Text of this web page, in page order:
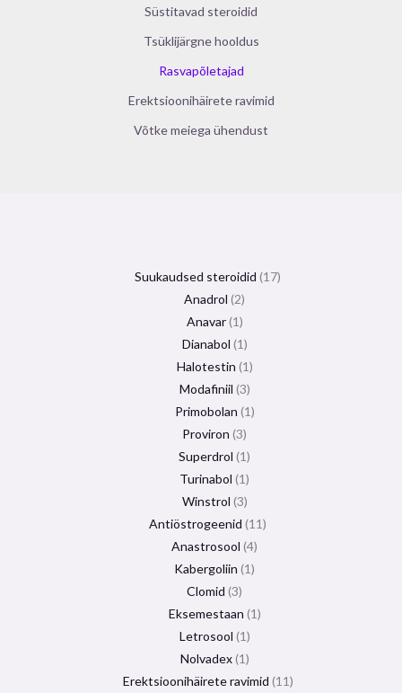
Süstitavad steroidid
Tsüklijärgne hooldus
Rasvapõletajad
Erektsioonihäirete ravimid
Võtke meiega ühendust
Suukaudsed steroidid 17
Anadrol 2
Anavar 1
Dianabol 1
Halotestin 1
Modafiniil 3
Primobolan 1
Proviron 3
Superdrol 1
Turinabol 1
Winstrol 3
Antiöstrogeenid 11
Anastrosool 4
Kabergoliin 1
Clomid 3
Eksemestaan ​​1
Letrosool 1
Nolvadex 1
Erektsioonihäirete ravimid 11